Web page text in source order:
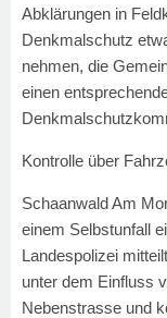
Abklärungen in
Denkmalschutz
nehmen, die
einen
Kontrolle über
Schaanwald Am
einem Selbstunfall
Landespolizei
unter dem Einfluss
Nebenstrasse und